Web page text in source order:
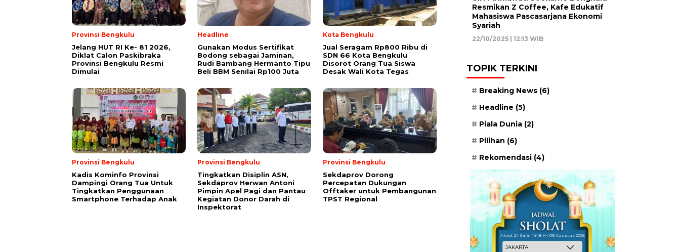
Provinsi Bengkulu
Jelang HUT RI Ke- 81 2026,
Diklat Calon Paskibraka
Provinsi Bengkulu Resmi
Dimulai
Headline
Gunakan Modus Sertifikat
Bodong sebagai Jaminan,
Rudi Bambang Hermanto Tipu
Beli BBM Senilai Rp100 Juta
Kota Bengkulu
Jual Seragam Rp800 Ribu di
SDN 66 Kota Bengkulu
Disorot Orang Tua Siswa
Desak Wali Kota Tegas
Provinsi Bengkulu
Kadis Kominfo Provinsi
Dampingi Orang Tua Untuk
Tingkatkan Penggunaan
Smartphone Terhadap Anak
Provinsi Bengkulu
Tingkatkan Disiplin ASN,
Sekdaprov Herwan Antoni
Pimpin Apel Pagi dan Pantau
Kegiatan Donor Darah di
Inspektorat
Provinsi Bengkulu
Sekdaprov Dorong
Percepatan Dukungan
Offtaker untuk Pembangunan
TPST Regional
Resmikan Z Coffee, Kafe Edukatif
Mahasiswa Pascasarjana Ekonomi
Syariah
22/10/2025 | 12:13 WIB
TOPIK TERKINI
Breaking News (6)
Headline (5)
Piala Dunia (2)
Pilihan (6)
Rekomendasi (4)
Ahad, 24 Safar 1448 H / 09 Agustus 2026